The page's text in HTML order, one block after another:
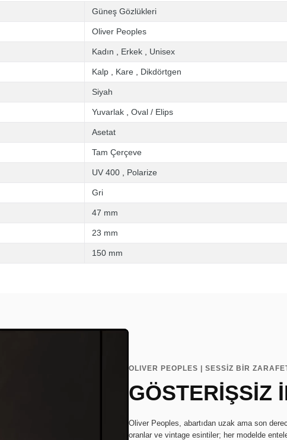
Güneş Gözlükleri
Oliver Peoples
Kadın Erkek Unisex
Kalp Kare Dikdörtgen
Siyah
Yuvarlak Oval / Elips
Asetat
Tam Çerçeve
UV 400 Polarize
Gri
47 mm
23 mm
150 mm
OLIVER PEOPLES | SESSİZ BİR
GÖSTERİŞSİZ
Oliver Peoples, abartıdan uzak ama son
oranlar ve vintage esintiler; her modelde